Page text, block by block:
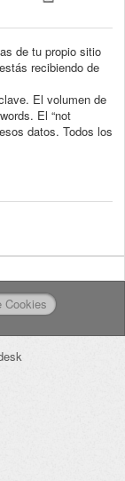
de tu propio sitio
recibiendo de
El volumen de
El “not
datos. Todos los
Cookies